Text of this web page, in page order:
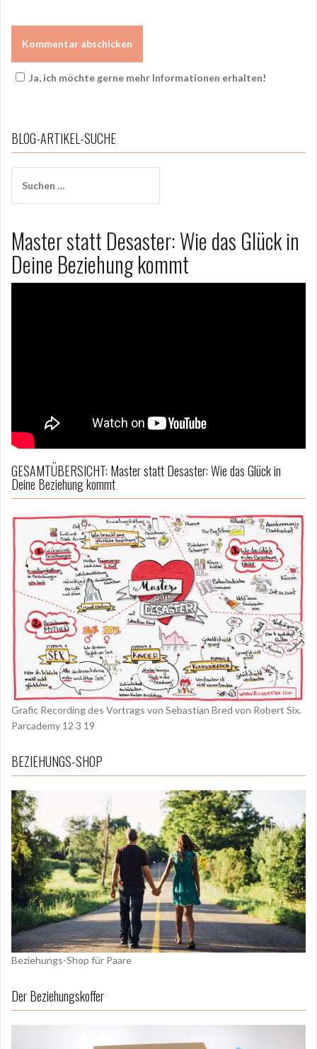
Ja, ich möchte gerne mehr Informationen erhalten!
BLOG-ARTIKEL-SUCHE
nach:
Master statt Desaster: Wie das Glück in
Deine Beziehung kommt
GESAMTÜBERSICHT: Master statt Desaster: Wie das Glück in
Deine Beziehung kommt
Grafic Recording des Vortrags von Sebastian Bred von Robert Six.
Parcademy 12 3 19
BEZIEHUNGS-SHOP
Beziehungs-Shop für Paare
Der Beziehungskoffer